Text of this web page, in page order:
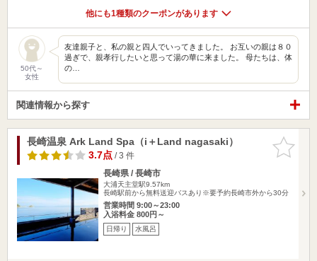
他にも1種類のクーポンがあります
50代～
女性
友達親子と、私の親と四人でいってきました。 お互いの親は８０
過ぎで、親孝行したいと思って湯の華に来ました。 母たちは、体
の…
関連情報から探す
お気に入
りに追加
長崎温泉 Ark Land Spa（i＋Land nagasaki）
3.7点/ 3 件
長崎県 / 長崎市
大浦天主堂駅9.57km
長崎駅前から無料送迎バスあり※要予約長崎市外から30分
営業時間 9:00～23:00
入浴料金 800円～
日帰り 水風呂